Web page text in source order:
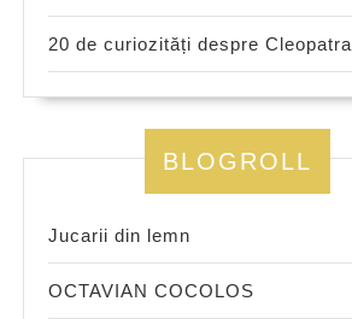
20 de curiozități despre Cleopatra
BLOGROLL
Jucarii din lemn
OCTAVIAN COCOLOS